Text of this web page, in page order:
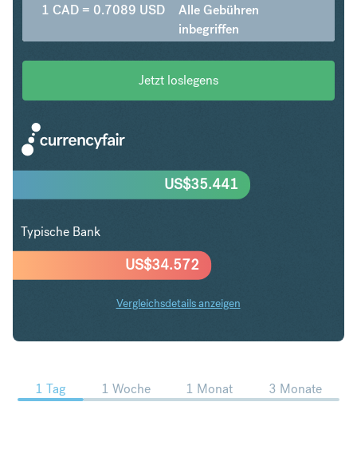
1 CAD = 0.7089 USD
Alle Gebühren
inbegriffen
Jetzt loslegens
US$34.572
US$35.441
Typische Bank
Vergleichsdetails anzeigen
CAD in USD Trends
1 Tag 1 Woche 1 Monat 3 Monate